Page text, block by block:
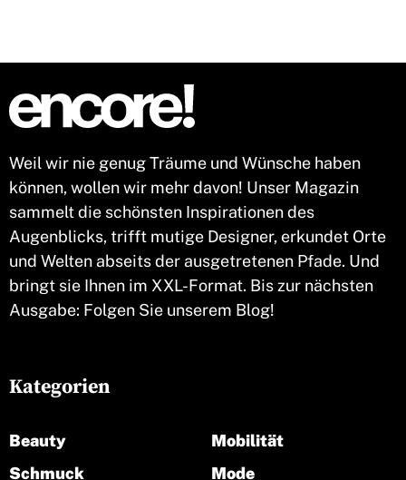
Weil wir nie genug Träume und Wünsche haben
können, wollen wir mehr davon! Unser Magazin
sammelt die schönsten Inspirationen des
Augenblicks, trifft mutige Designer, erkundet Orte
und Welten abseits der ausgetretenen Pfade. Und
bringt sie Ihnen im XXL-Format. Bis zur nächsten
Ausgabe: Folgen Sie unserem Blog!
Kategorien
Beauty
Schmuck
Mobilität
Mode